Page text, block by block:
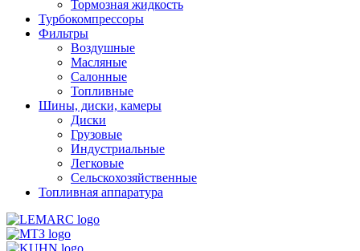
Тормозная жидкость
Турбокомпрессоры
Фильтры
Воздушные
Масляные
Салонные
Топливные
Шины, диски, камеры
Диски
Грузовые
Индустриальные
Легковые
Сельскохозяйственные
Топливная аппаратура